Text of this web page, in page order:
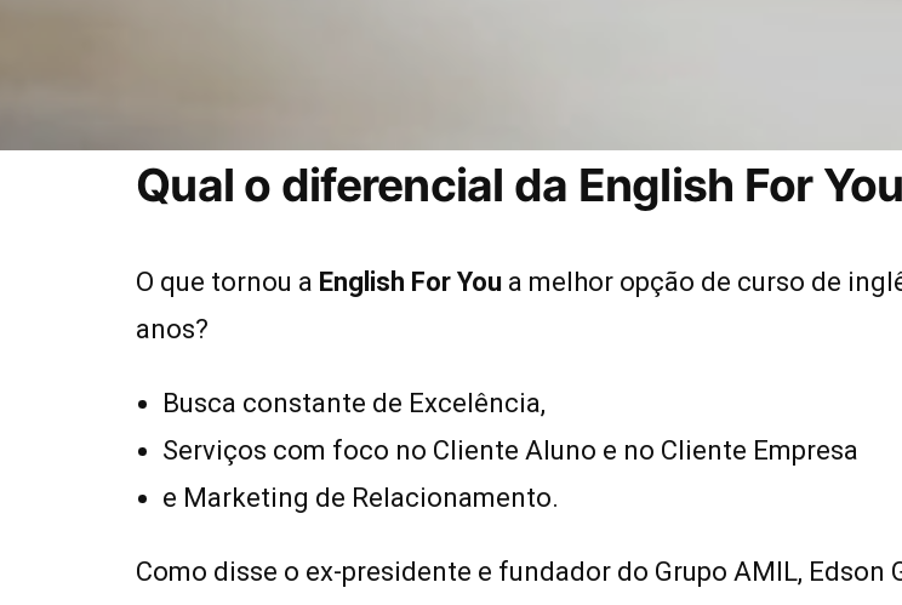
Qual o diferencial da English For
O que tornou a English For You a melhor opção de curso de
anos?
Busca constante de Excelência,
Serviços com foco no Cliente Aluno e no Cliente Empresa
e Marketing de Relacionamento.
Como disse o ex-presidente e fundador do Grupo AMIL, Edson